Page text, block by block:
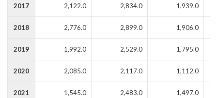
2017 2,122.0 2,834.0 1,939.0
2018 2,776.0 2,899.0 1,906.0
2019 1,992.0 2,529.0 1,795.0
2020 2,085.0 2,117.0 1,112.0
2021 1,545.0 2,483.0 1,497.0